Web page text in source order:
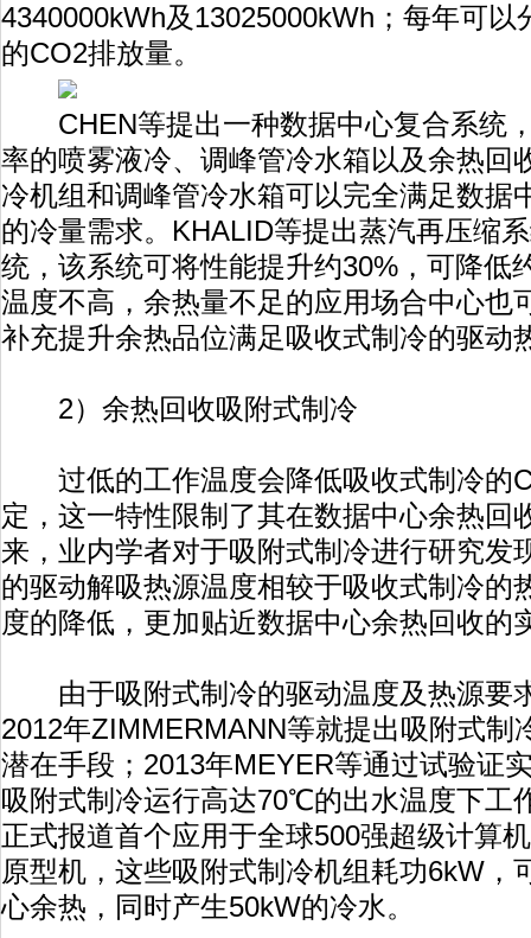
4340000kWh及13025000kWh；每年可以
的CO2排放量。
CHEN等提出一种数据中心复合系统
率的喷雾液冷、调峰管冷水箱以及余热回
冷机组和调峰管冷水箱可以完全满足数据
的冷量需求。KHALID等提出蒸汽再压缩
统，该系统可将性能提升约30%，可降低
温度不高，余热量不足的应用场合中心也
补充提升余热品位满足吸收式制冷的驱动
2）余热回收吸附式制冷
过低的工作温度会降低吸收式制冷的
定，这一特性限制了其在数据中心余热回
来，业内学者对于吸附式制冷进行研究
的驱动解吸热源温度相较于吸收式制冷的
度的降低，更加贴近数据中心余热回收的
由于吸附式制冷的驱动温度及热源要
2012年ZIMMERMANN等就提出吸附式制
潜在手段；2013年MEYER等通过试验证
吸附式制冷运行高达70℃的出水温度下工
正式报道首个应用于全球500强超级计算
原型机，这些吸附式制冷机组耗功6kW，
心余热，同时产生50kW的冷水。